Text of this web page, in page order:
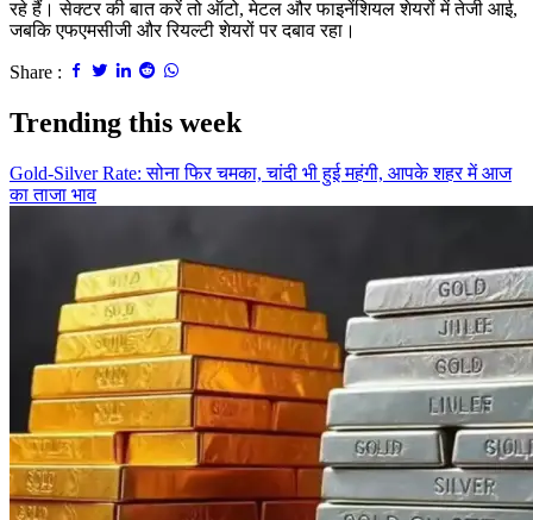
रहे हैं। सेक्टर की बात करें तो ऑटो, मेटल और फाइनेंशियल शेयरों में तेजी आई,
जबकि एफएमसीजी और रियल्टी शेयरों पर दबाव रहा।
Share :
Trending this week
Gold-Silver Rate: सोना फिर चमका, चांदी भी हुई महंगी, आपके शहर में आज
का ताजा भाव